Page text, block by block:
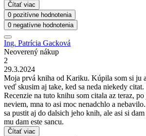
Čítať viac
0 pozitívne hodnotenia
0 negatívne hodnotenia
Ing. Patrícia Gacková
Neoverený nákup
2
29.3.2024
Moja prvá kniha od Kariku. Kúpila som si ju
veď skusim aj take, ked sa neda niekedy citat.
Recenzie na tuto knihu som citala az teraz,
neviem, mna to asi moc nenadchlo a
sa pustit aj do dalsich jeho knih, ale asi si
mu dam este sancu.
Čítať viac